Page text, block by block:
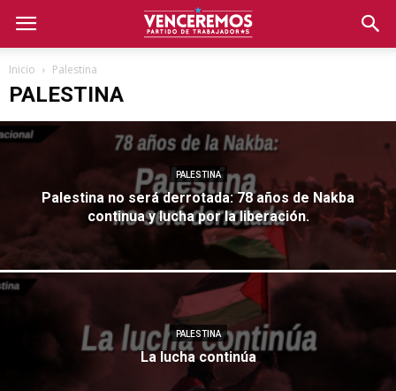
Inicio Palestina
PALESTINA
PALESTINA
Palestina no será derrotada: 78 años de Nakba
continua y lucha por la liberación.
PALESTINA
La lucha continúa